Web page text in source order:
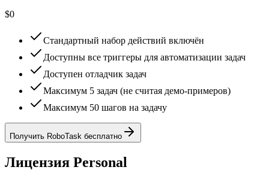
$0
Стандартный набор действий включён
Доступны все триггеры для автоматизации задач
Доступен отладчик задач
Максимум 5 задач (не считая демо-примеров)
Максимум 50 шагов на задачу
Получить RoboTask бесплатно
Лицензия Personal